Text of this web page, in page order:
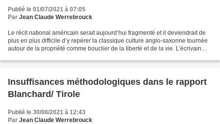
Publié le 01/07/2021 à 07:05
Par Jean Claude Werrebrouck
Le récit national américain serait aujourd’hui fragmenté et il deviendrait de
plus en plus difficile d’y repérer la classique culture anglo-saxonne tournée
autour de la propriété comme bouclier de la liberté et de la vie. L’écrivain
Insuffisances méthodologiques dans le rapport
Blanchard/ Tirole
Publié le 30/06/2021 à 12:43
Par Jean Claude Werrebrouck